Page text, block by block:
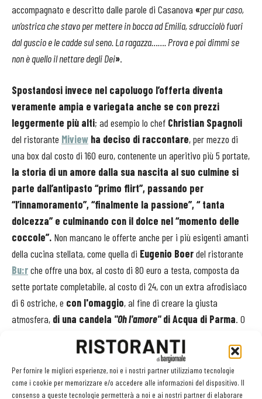
Per fornire le migliori esperienze, noi e i nostri partner utilizziamo tecnologie
come i cookie per memorizzare e/o accedere alle informazioni del dispositivo. Il
consenso a queste tecnologie permetterà a noi e ai nostri partner di elaborare
accompagnato e descritto dalle parole di Casanova «per pur caso,
un’ostrica che stavo per mettere in bocca ad Emilia, sdrucciolò fuori
dal guscio e le cadde sul seno. La ragazza……. Prova e poi dimmi se
non è quello il nettare degli Dei».
Spostandosi invece nel capoluogo l’offerta diventa
veramente ampia e variegata anche se con prezzi
leggermente più alti; ad esempio lo chef Christian Spagnoli
del ristorante Miview ha deciso di raccontare, per mezzo di
una box dal costo di 160 euro, contenente un aperitivo più 5 portate,
la storia di un amore dalla sua nascita al suo culmine si
parte dall’antipasto “primo flirt”, passando per
“l’innamoramento”, “finalmente la passione”, “ tanta
dolcezza” e culminando con il dolce nel “momento delle
coccole”. Non mancano le offerte anche per i più esigenti amanti
della cucina stellata, come quella di Eugenio Boerdel ristorante
Bu:rche offre una box, al costo di 80 euro a testa, composta da
sette portate completabile, al costo di 24, con un extra afrodisiaco
di 6 ostriche, e con l'omaggio, al fine di creare la giusta
atmosfera, di una candela "Oh l'amore"di Acqua di Parma. O
degli chef italiani,Enrico Bartolini, offre unmenù delivery
davvero pregiato in collaborazione con Krug, al costo di
390 euro, i clienti riceverannouna box contenente, oltre alle 5